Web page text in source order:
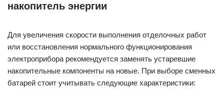
накопитель энергии
Для увеличения скорости выполнения отделочных работ
или восстановления нормального функционирования
электроприбора рекомендуется заменять устаревшие
накопительные компоненты на новые. При выборе сменных
батарей стоит учитывать следующие характеристики: